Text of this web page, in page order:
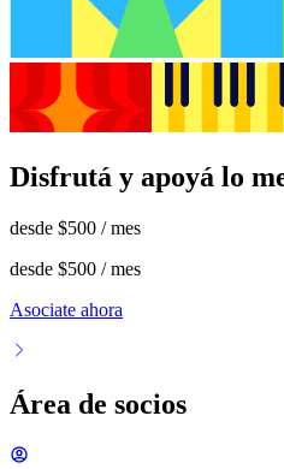
Disfrutá y apoyá lo
desde $500 / mes
desde $500 / mes
Asociate ahora
Área de socios